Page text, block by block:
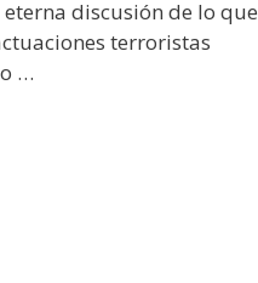
discusión de lo que
terroristas
…